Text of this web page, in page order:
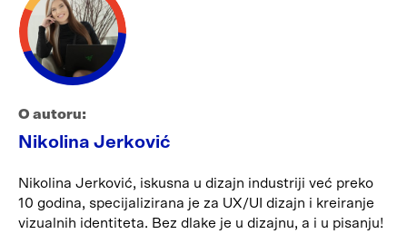
O autoru:
Nikolina Jerković
Nikolina Jerković, iskusna u dizajn industriji već preko
10 godina, specijalizirana je za UX/UI dizajn i kreiranje
vizualnih identiteta. Bez dlake je u dizajnu, a i u pisanju!